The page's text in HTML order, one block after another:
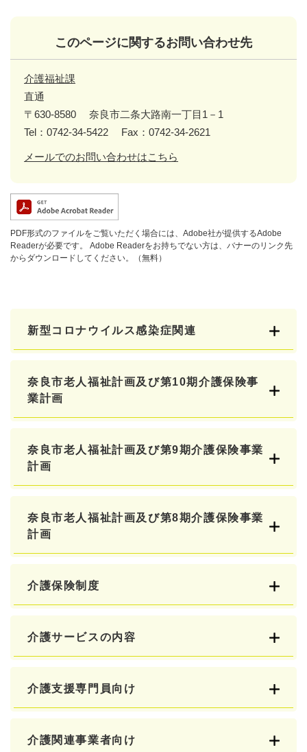
このページに関するお問い合わせ先
介護福祉課
直通
〒630-8580
奈良市二条大路南一丁目1－1
Tel：0742-34-5422
Fax：0742-34-2621
メールでのお問い合わせはこちら
PDF形式のファイルをご覧いただく場合には、Adobe社が提供するAdobe
Readerが必要です。
Adobe Readerをお持ちでない方は、バナーのリンク先
からダウンロードしてください。（無料）
新型コロナウイルス感染症関連
奈良市老人福祉計画及び第10期介護保険事
業計画
奈良市老人福祉計画及び第9期介護保険事業
計画
奈良市老人福祉計画及び第8期介護保険事業
計画
介護保険制度
介護サービスの内容
介護支援専門員向け
介護関連事業者向け